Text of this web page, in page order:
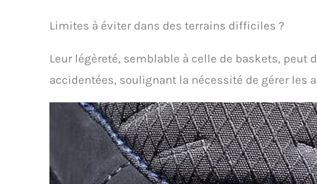
Limites à éviter dans des terrains difficiles ?
Leur légèreté, semblable à celle de baskets, peut
accidentées, soulignant la nécessité de gérer les